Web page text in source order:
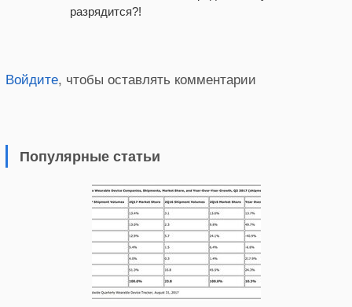
разрядится?!
Войдите, чтобы оставлять комментарии
Популярные статьи